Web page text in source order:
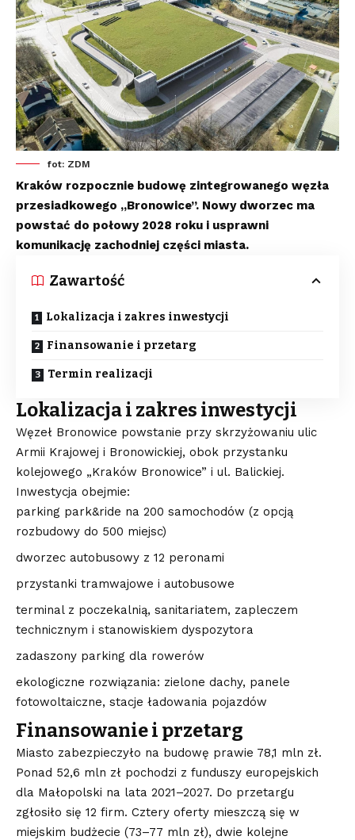
fot: ZDM
Kraków rozpocznie budowę zintegrowanego węzła
przesiadkowego „Bronowice”. Nowy dworzec ma
powstać do połowy 2028 roku i usprawni
komunikację zachodniej części miasta.
Zawartość
Lokalizacja i zakres inwestycji
Finansowanie i przetarg
Termin realizacji
Lokalizacja i zakres inwestycji
Węzeł Bronowice powstanie przy skrzyżowaniu ulic
Armii Krajowej i Bronowickiej, obok przystanku
kolejowego „Kraków Bronowice” i ul. Balickiej.
Inwestycja obejmie:
parking park&ride na 200 samochodów (z opcją
rozbudowy do 500 miejsc)
dworzec autobusowy z 12 peronami
przystanki tramwajowe i autobusowe
terminal z poczekalnią, sanitariatem, zapleczem
technicznym i stanowiskiem dyspozytora
zadaszony parking dla rowerów
ekologiczne rozwiązania: zielone dachy, panele
fotowoltaiczne, stacje ładowania pojazdów
Finansowanie i przetarg
Miasto zabezpieczyło na budowę prawie 78,1 mln zł.
Ponad 52,6 mln zł pochodzi z funduszy europejskich
dla Małopolski na lata 2021–2027. Do przetargu
zgłosiło się 12 firm. Cztery oferty mieszczą się w
miejskim budżecie (73–77 mln zł), dwie kolejne